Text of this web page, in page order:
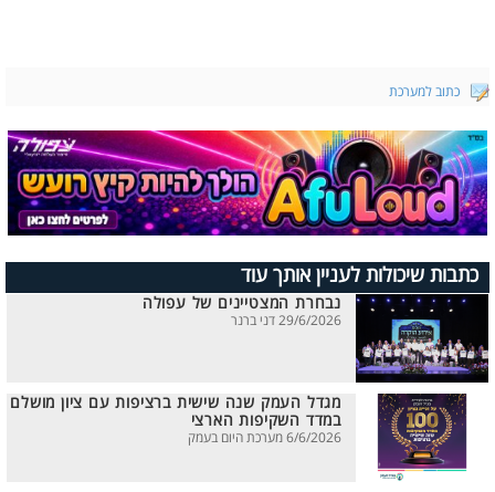
כתוב למערכת
כתבות שיכולות לעניין אותך עוד
נבחרת המצטיינים של עפולה
29/6/2026 דני ברנר
מגדל העמק שנה שישית ברציפות עם ציון מושלם
במדד השקיפות הארצי
6/6/2026 מערכת היום בעמק